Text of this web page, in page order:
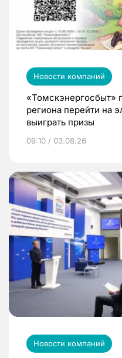
Новости компаний
«Томскэнергосбыт»
региона перейти на
выиграть призы
09:10 / 03.08.26
Новости компаний